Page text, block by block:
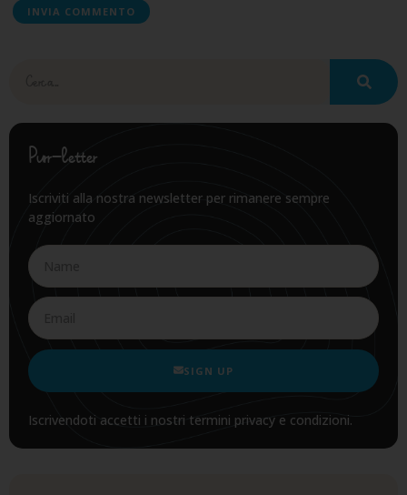
Purr-letter
Iscriviti alla nostra newsletter per rimanere sempre
aggiornato
SIGN UP
Iscrivendoti accetti i nostri termini privacy e condizioni.